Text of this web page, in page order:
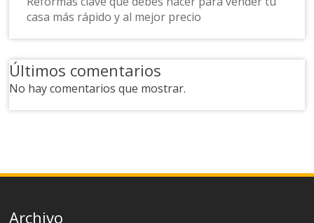
casa más rápido y al mejor precio
Últimos comentarios
No hay comentarios que mostrar.
Archivo